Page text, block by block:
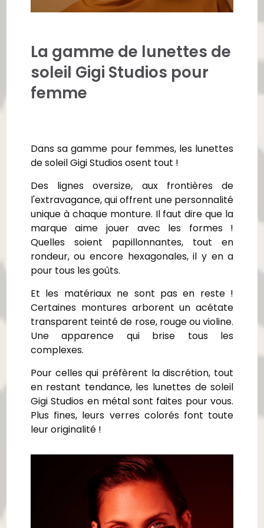
La gamme de lunettes de
soleil Gigi Studios pour
femme
Dans sa gamme pour femmes, les lunettes
de soleil Gigi Studios osent tout !
Des lignes oversize, aux frontières de
l'extravagance, qui offrent une personnalité
unique à chaque monture. Il faut dire que la
marque aime jouer avec les formes !
Quelles soient papillonnantes, tout en
rondeur, ou encore hexagonales, il y en a
pour tous les goûts.
Et les matériaux ne sont pas en reste !
Certaines montures arborent un acétate
transparent teinté de rose, rouge ou violine.
Une apparence qui brise tous les
complexes.
Pour celles qui préfèrent la discrétion, tout
en restant tendance, les lunettes de soleil
Gigi Studios en métal sont faites pour vous.
Plus fines, leurs verres colorés font toute
leur originalité !